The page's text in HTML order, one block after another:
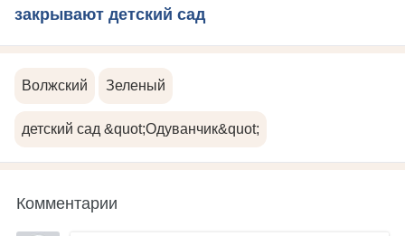
закрывают детский сад
Волжский Зеленый
детский сад &quot;Одуванчик&quot;
Комментарии